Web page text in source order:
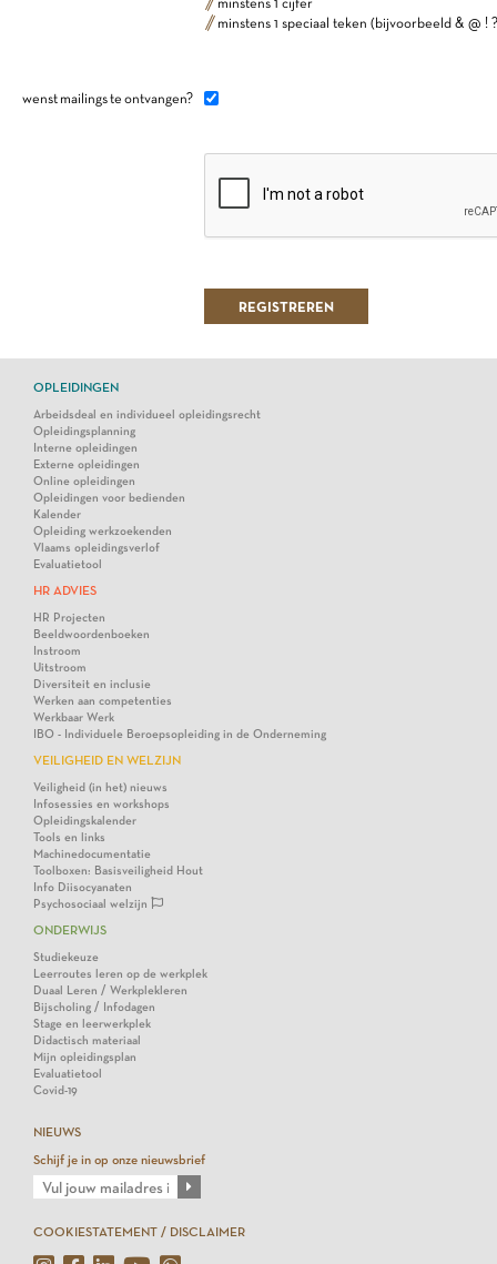
minstens 1 speciaal teken (bijvoorbeeld & @ !
wenst mailings te ontvangen?
OPLEIDINGEN
Arbeidsdeal en individueel opleidingsrecht
Opleidingsplanning
Interne opleidingen
Externe opleidingen
Online opleidingen
Opleidingen voor bedienden
Kalender
Opleiding werkzoekenden
Vlaams opleidingsverlof
Evaluatietool
HR ADVIES
HR Projecten
Beeldwoordenboeken
Instroom
Uitstroom
Diversiteit en inclusie
Werken aan competenties
Werkbaar Werk
IBO - Individuele Beroepsopleiding in de Onderneming
VEILIGHEID EN WELZIJN
Veiligheid (in het) nieuws
Infosessies en workshops
Opleidingskalender
Tools en links
Machinedocumentatie
Toolboxen: Basisveiligheid Hout
Info Diisocyanaten
Psychosociaal welzijn
ONDERWIJS
Studiekeuze
Leerroutes leren op de werkplek
Duaal Leren / Werkplekleren
Bijscholing / Infodagen
Stage en leerwerkplek
Didactisch materiaal
Mijn opleidingsplan
Evaluatietool
Covid-19
NIEUWS
Schijf je in op onze nieuwsbrief
COOKIESTATEMENT / DISCLAIMER